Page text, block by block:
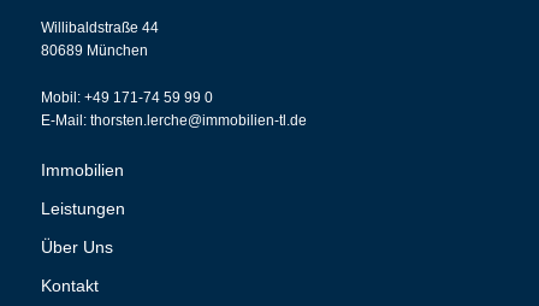
Willibaldstraße 44
80689 München
Mobil: +49 171-74 59 99 0
E-Mail: thorsten.lerche@immobilien-tl.de
Immobilien
Leistungen
Über Uns
Kontakt